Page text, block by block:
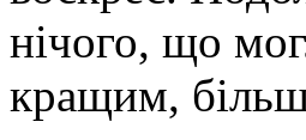
нічого, що
кращим,